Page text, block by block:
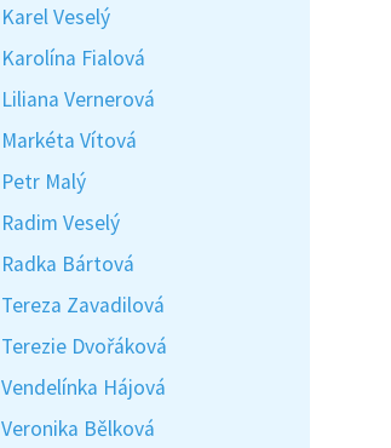
Karel Veselý
Karolína Fialová
Liliana Vernerová
Markéta Vítová
Petr Malý
Radim Veselý
Radka Bártová
Tereza Zavadilová
Terezie Dvořáková
Vendelínka Hájová
Veronika Bělková